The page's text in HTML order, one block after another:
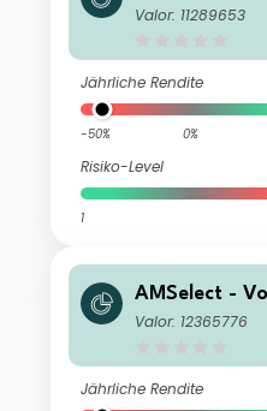
merging X Acc
Valor: 11289653
Jährliche Rendite
-50% 0%
Risiko-Level
1
AMSelect -
merging
Valor: 12365776
Jährliche Rendite